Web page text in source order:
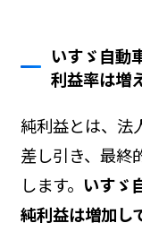
いすゞ自動
利益率は増
純利益とは、法
差し引き、最終
します。 いすゞ
純利益は増加し